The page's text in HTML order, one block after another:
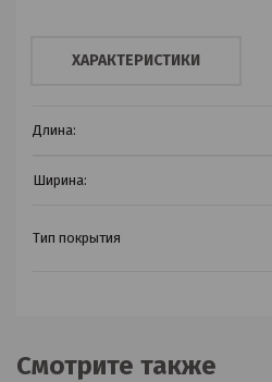
ХАРАКТЕРИСТИКИ
Длина:
Ширина:
Тип покрытия
Смотрите также